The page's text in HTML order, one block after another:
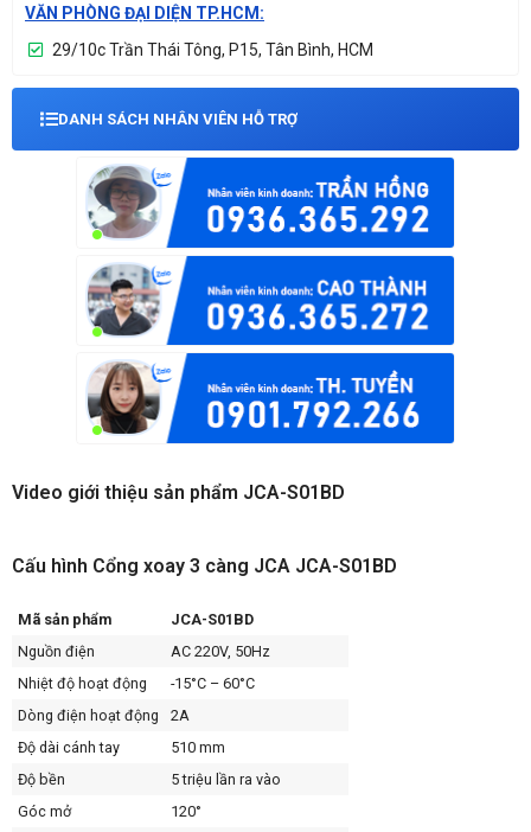
VĂN PHÒNG ĐẠI DIỆN TP.HCM:
29/10c Trần Thái Tông, P15, Tân Bình, HCM
DANH SÁCH NHÂN VIÊN HỖ TRỢ
Video giới thiệu sản phẩm JCA-S01BD
Cấu hình Cổng xoay 3 càng JCA JCA-S01BD
Mã sản phẩm
JCA-S01BD
Nguồn điện
AC 220V, 50Hz
Nhiệt độ hoạt động
-15°C – 60°C
Dòng điện hoạt động
2A
Độ dài cánh tay
510 mm
Độ bền
5 triệu lần ra vào
Góc mở
120°